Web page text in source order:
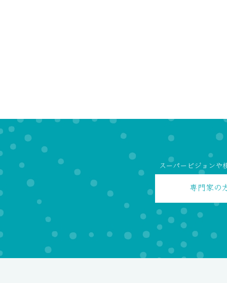
スーパービジョンや
専門家の